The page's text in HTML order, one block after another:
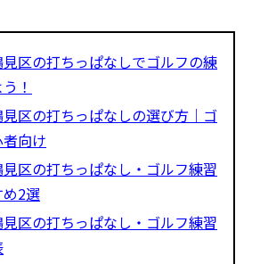
区の打ちっぱなしでゴルフの練
！
区の打ちっぱなしの選び方｜ゴ
向け
区の打ちっぱなし・ゴルフ練習
2選
区の打ちっぱなし・ゴルフ練習